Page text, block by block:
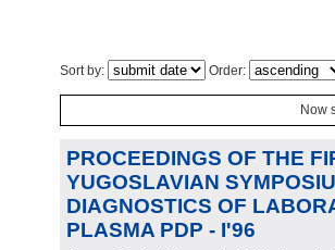
Sort by: Order:
Now
PROCEEDINGS OF THE
YUGOSLAVIAN
DIAGNOSTICS OF
PLASMA PDP - I'96